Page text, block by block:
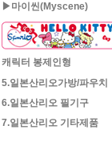
▶마이씬(Myscene)
캐릭터 봉제인형
5.일본산리오가방/파우치
6.일본산리오 필기구
7.일본산리오 기타제품